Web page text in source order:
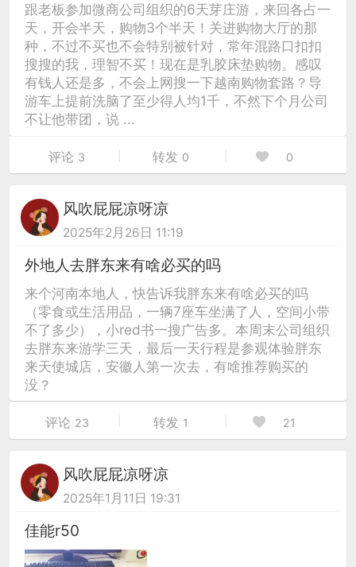
跟老板参加微商公司组织的6天芽庄游，来回各占一
天，开会半天，购物3个半天！关进购物大厅的那
种，不过不买也不会特别被针对，常年混路口扣扣
搜搜的我，理智不买！现在是乳胶床垫购物。感叹
有钱人还是多，不会上网搜一下越南购物套路？导
游车上提前洗脑了至少得人均1千，不然下个月公司
不让他带团，说 ...
评论 3 转发 0 0
风吹屁屁凉呀凉
2025年2月26日 11:19
外地人去胖东来有啥必买的吗
来个河南本地人，快告诉我胖东来有啥必买的吗
（零食或生活用品，一辆7座车坐满了人，空间小带
不了多少），小red书一搜广告多。本周末公司组织
去胖东来游学三天，最后一天行程是参观体验胖东
来天使城店，安徽人第一次去，有啥推荐购买的
没？
评论 23 转发 1 21
风吹屁屁凉呀凉
2025年1月11日 19:31
佳能r50